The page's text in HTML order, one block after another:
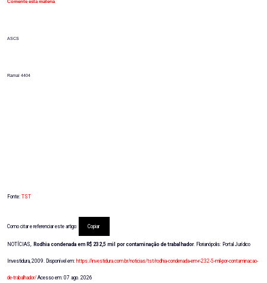
Comente esta matéria
ASCS
Ramal 4404
Fonte: TST
Como citar e referenciar este artigo: Copiar
NOTÍCIAS,. Rodhia condenada em R$ 232,5 mil por contaminação de trabalhador. Florianópolis: Portal Jurídico
Investidura, 2009. Disponível em: https://investidura.com.br/noticias/tst/rodhia-condenada-em-r-232-5-mil-por-contaminacao-
de-trabalhador/Acesso em: 07 ago. 2026